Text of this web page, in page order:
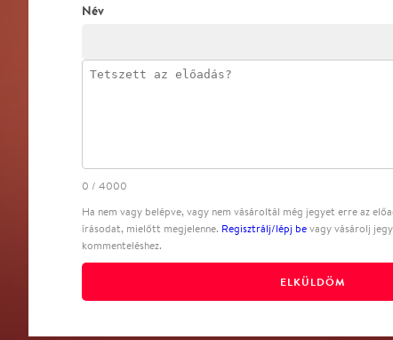
Név
0 / 4000
Ha nem vagy belépve, vagy nem vásároltál még jegyet erre az
írásodat, mielőtt megjelenne. Regisztrálj/lépj be vagy vásárolj
kommenteléshez.
ELKÜLDÖM